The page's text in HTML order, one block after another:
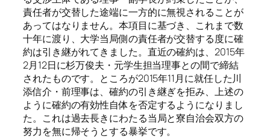
責任者が交替した途端に一方的に無視されることが
あってはなりません。本項目に基づき、これまで数
十年に渡り、大学当局側の責任者が交替する度に確
約は引き継がれてきました。直近の確約は、2015年
2月12日に杉万俊夫・元学生担当理事との間で締結
されたものです。ところが2015年11月に就任した川
添信介・前理事は、確約の引き継ぎを拒み、上述の
ように確約の有効性自体を否定するようになりまし
た。これは過去長きにわたる当局と寮自治会双方の
努力を無に帰そうとする暴挙です。